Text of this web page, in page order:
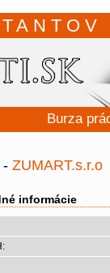
Burza
- ZUMART.s.r.o
informácie